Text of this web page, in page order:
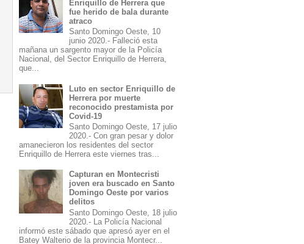
Enriquillo de Herrera que
fue herido de bala durante
atraco
Santo Domingo Oeste, 10
junio 2020.- Falleció esta
mañana un sargento mayor de la Policía
Nacional, del Sector Enriquillo de Herrera,
que...
Luto en sector Enriquillo de
Herrera por muerte
reconocido prestamista por
Covid-19
Santo Domingo Oeste, 17 julio
2020.- Con gran pesar y dolor
amanecieron los residentes del sector
Enriquillo de Herrera este viernes tras...
Capturan en Montecristi
joven era buscado en Santo
Domingo Oeste por varios
delitos
Santo Domingo Oeste, 18 julio
2020.- La Policía Nacional
informó este sábado que apresó ayer en el
Batey Walterio de la provincia Montecr...